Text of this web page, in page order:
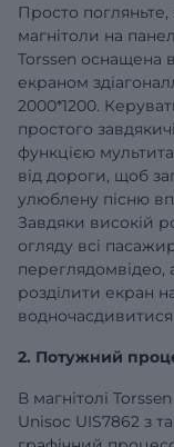
Просто
магнітоли на
Torssen оснащена
екраном
2000*1200.
простого
функцією
від дороги, щоб
улюблену пісню
Завдяки високій
огляду всі
переглядомвідео,
розділити екран
водночасдивитися
2. Потужний
В магнітолі
Unisoc UIS7862 з